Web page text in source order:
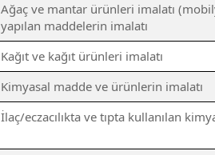
Ağaç ve mantar ürünleri imalatı
yapılan maddelerin imalatı
Kağıt ve kağıt ürünleri imalatı
Kimyasal madde ve ürünlerin imalatı
İlaç/eczacılıkta ve tıpta kullanılan